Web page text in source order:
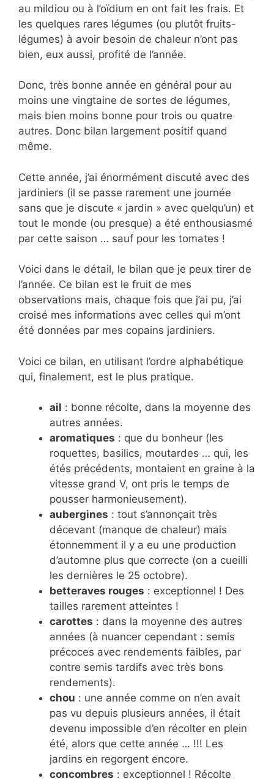
au mildiou ou à l’oïdium en ont fait les frais. Et
les quelques rares légumes (ou plutôt fruits-
légumes) à avoir besoin de chaleur n’ont pas
bien, eux aussi, profité de l’année.
Donc, très bonne année en général pour au
moins une vingtaine de sortes de légumes,
mais bien moins bonne pour trois ou quatre
autres. Donc bilan largement positif quand
même.
Cette année, j’ai énormément discuté avec des
jardiniers (il se passe rarement une journée
sans que je discute « jardin » avec quelqu’un) et
tout le monde (ou presque) a été enthousiasmé
par cette saison … sauf pour les tomates !
Voici dans le détail, le bilan que je peux tirer de
l’année. Ce bilan est le fruit de mes
observations mais, chaque fois que j’ai pu, j’ai
croisé mes informations avec celles qui m’ont
été données par mes copains jardiniers.
Voici ce bilan, en utilisant l’ordre alphabétique
qui, finalement, est le plus pratique.
ail : bonne récolte, dans la moyenne des
autres années.
aromatiques : que du bonheur (les
roquettes, basilics, moutardes … qui, les
étés précédents, montaient en graine à la
vitesse grand V, ont pris le temps de
pousser harmonieusement).
aubergines : tout s’annonçait très
décevant (manque de chaleur) mais
étonnemment il y a eu une production
d’automne plus que correcte (on a cueilli
les dernières le 25 octobre).
betteraves rouges : exceptionnel ! Des
tailles rarement atteintes !
carottes : dans la moyenne des autres
années (à nuancer cependant : semis
précoces avec rendements faibles, par
contre semis tardifs avec très bons
rendements).
chou : une année comme on n’en avait
pas vu depuis plusieurs années, il était
devenu impossible d’en récolter en plein
été, alors que cette année … !!! Les
jardins en regorgent encore.
concombres : exceptionnel ! Récolte